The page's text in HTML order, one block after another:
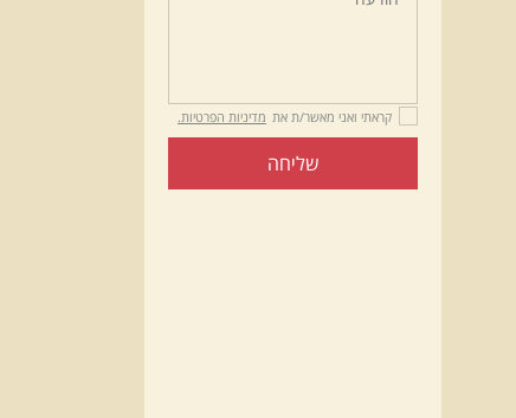
קראתי ואני מאשר/ת את מדיניות הפרטיות.
שליחה